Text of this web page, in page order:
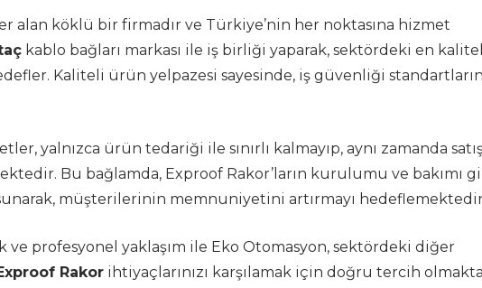
alan köklü bir firmadır ve Türkiye’nin her noktasına hizmet
kablo bağları markası ile iş birliği yaparak, sektördeki en
Kaliteli ürün yelpazesi sayesinde, iş güvenliği
yalnızca ürün tedariği ile sınırlı kalmayıp, aynı zamanda
Bu bağlamda, Exproof Rakor’ların kurulumu ve bakımı
müşterilerinin memnuniyetini artırmayı
profesyonel yaklaşım ile Eko Otomasyon, sektördeki diğer
Rakor ihtiyaçlarınızı karşılamak için doğru tercih